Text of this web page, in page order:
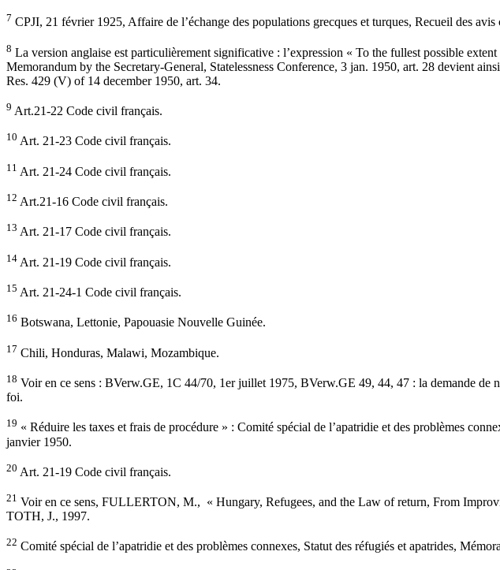
7 CPJI, 21 février 1925, Affaire de l’échange des populations grecques et turques, Recueil des
8 La version anglaise est particulièrement significative : l’expression « To the fullest possible
Memorandum by the Secretary-General, Statelessness Conference, 3 jan. 1950, art. 28 devient
Res. 429 (V) of 14 december 1950, art. 34.
9 Art.21-22 Code civil français.
10 Art. 21-23 Code civil français.
11 Art. 21-24 Code civil français.
12 Art.21-16 Code civil français.
13 Art. 21-17 Code civil français.
14 Art. 21-19 Code civil français.
15 Art. 21-24-1 Code civil français.
16 Botswana, Lettonie, Papouasie Nouvelle Guinée.
17 Chili, Honduras, Malawi, Mozambique.
18 Voir en ce sens : BVerw.GE, 1C 44/70, 1er juillet 1975, BVerw.GE 49, 44, 47 : la demande de
foi.
19 « Réduire les taxes et frais de procédure » : Comité spécial de l’apatridie et des problèmes
janvier 1950.
20 Art. 21-19 Code civil français.
21 Voir en ce sens, FULLERTON, M., « Hungary, Refugees, and the Law of return, From
TOTH, J., 1997.
22 Comité spécial de l’apatridie et des problèmes connexes, Statut des réfugiés et apatrides,